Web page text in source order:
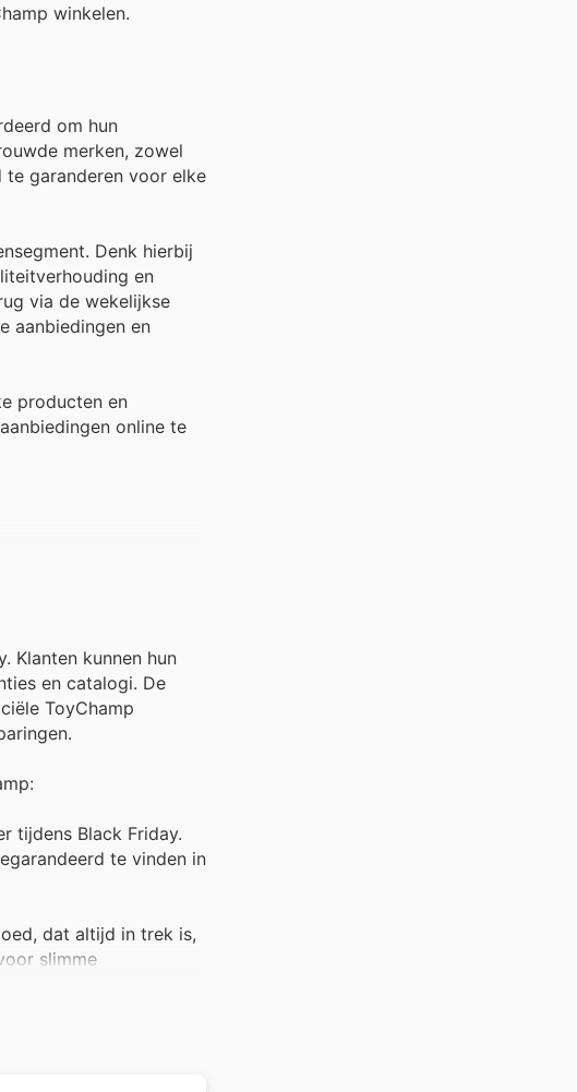
winkelen.
om hun
merken, zowel
te garanderen voor elke
Denk hierbij
en
via de wekelijkse
aanbiedingen en
producten en
online te
Klanten kunnen hun
en catalogi. De
ToyChamp
tijdens Black Friday.
te vinden in
dat altijd in trek is,
slimme
trekken veel
in de ToyChamp